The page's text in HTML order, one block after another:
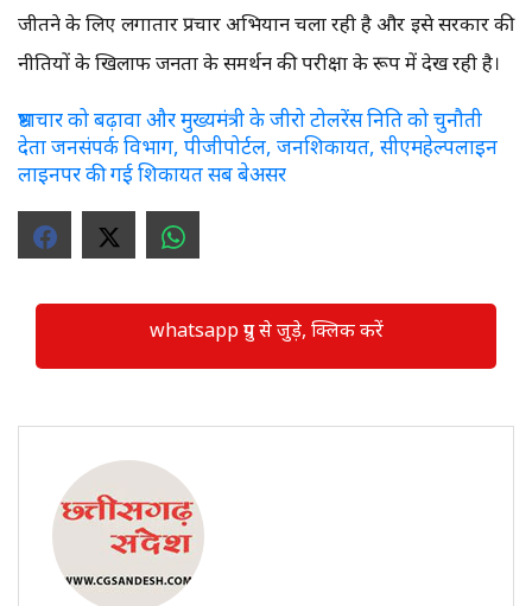
जीतने के लिए लगातार प्रचार अभियान चला रही है और इसे सरकार की
नीतियों के खिलाफ जनता के समर्थन की परीक्षा के रूप में देख रही है।
भ्रष्टाचार को बढ़ावा और मुख्यमंत्री के जीरो टोलरेंस निति को चुनौती
देता जनसंपर्क विभाग, पीजीपोर्टल, जनशिकायत, सीएमहेल्पलाइन
लाइनपर की गई शिकायत सब बेअसर
whatsapp ग्रुप से जुड़े, क्लिक करें